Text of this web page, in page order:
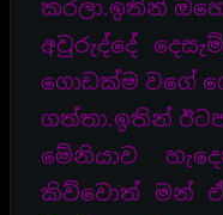
කරලා.ඉතින්
අවුරුද්දේ
ගොඩක්ම වගේ
ගත්තා.ඉතින්
මේනියාව
කිව්වොත් මන් ඒ